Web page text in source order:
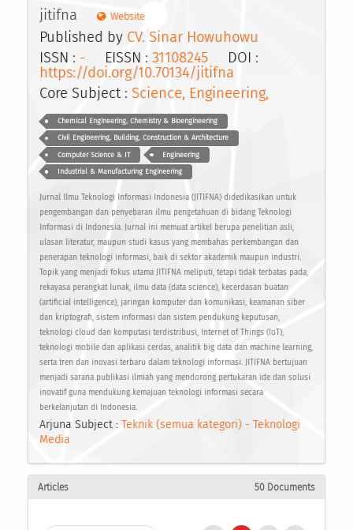
jitifna Website
Published by CV. Sinar Howuhowu
ISSN : - EISSN : 31108245 DOI :
https://doi.org/10.70134/jitifna
Core Subject : Science, Engineering,
Chemical Engineering, Chemistry & Bioengineering
Civil Engineering, Building, Construction & Architecture
Computer Science & IT Engineering
Industrial & Manufacturing Engineering
Jurnal Ilmu Teknologi Informasi Indonesia (JITIFNA) didedikasikan untuk
pengembangan dan penyebaran ilmu pengetahuan di bidang Teknologi
Informasi di Indonesia. Jurnal ini memuat artikel berupa penelitian asli,
ulasan literatur, maupun studi kasus yang membahas perkembangan dan
penerapan teknologi informasi, baik di sektor akademik maupun industri.
Topik yang menjadi fokus utama JITIFNA meliputi, tetapi tidak terbatas pada,
rekayasa perangkat lunak, ilmu data (data science), kecerdasan buatan
(artificial intelligence), jaringan komputer dan komunikasi, keamanan siber
dan kriptografi, sistem informasi dan sistem pendukung keputusan,
teknologi cloud dan komputasi terdistribusi, Internet of Things (IoT),
teknologi mobile dan aplikasi cerdas, analitik big data dan machine learning,
serta tren dan inovasi terbaru dalam teknologi informasi. JITIFNA bertujuan
menjadi sarana publikasi ilmiah yang mendorong pertukaran ide dan solusi
inovatif guna mendukung kemajuan teknologi informasi secara
berkelanjutan di Indonesia.
Arjuna Subject : Teknik (semua kategori) - Teknologi
Media
Articles 50 Documents